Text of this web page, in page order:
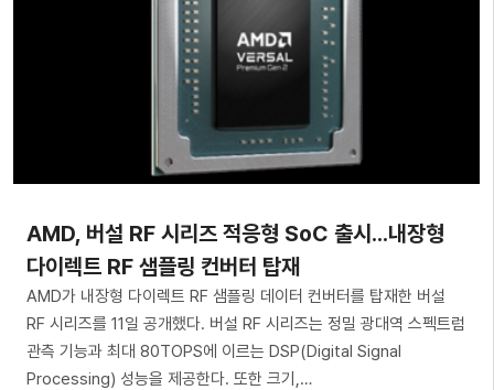
AMD, 버설 RF 시리즈 적응형 SoC 출시...내장형
다이렉트 RF 샘플링 컨버터 탑재
AMD가 내장형 다이렉트 RF 샘플링 데이터 컨버터를 탑재한 버설
RF 시리즈를 11일 공개했다. 버설 RF 시리즈는 정밀 광대역 스펙트럼
관측 기능과 최대 80TOPS에 이르는 DSP(Digital Signal
Processing) 성능을 제공한다. 또한 크기,…